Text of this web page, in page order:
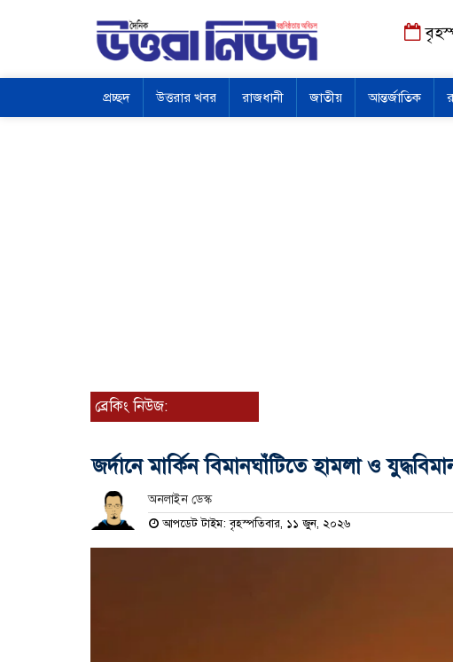
প্রচ্ছদ উত্তরার খবর রাজধানী জাতীয় আন্তর্জাতিক
ব্রেকিং নিউজ:
জর্দানে মার্কিন বিমানঘাঁটিতে হামলা ও
অনলাইন ডেস্ক
আপডেট টাইম: বৃহস্পতিবার, ১১ জুন, ২০২৬